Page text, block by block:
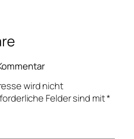
wird nicht
Felder sind mit*